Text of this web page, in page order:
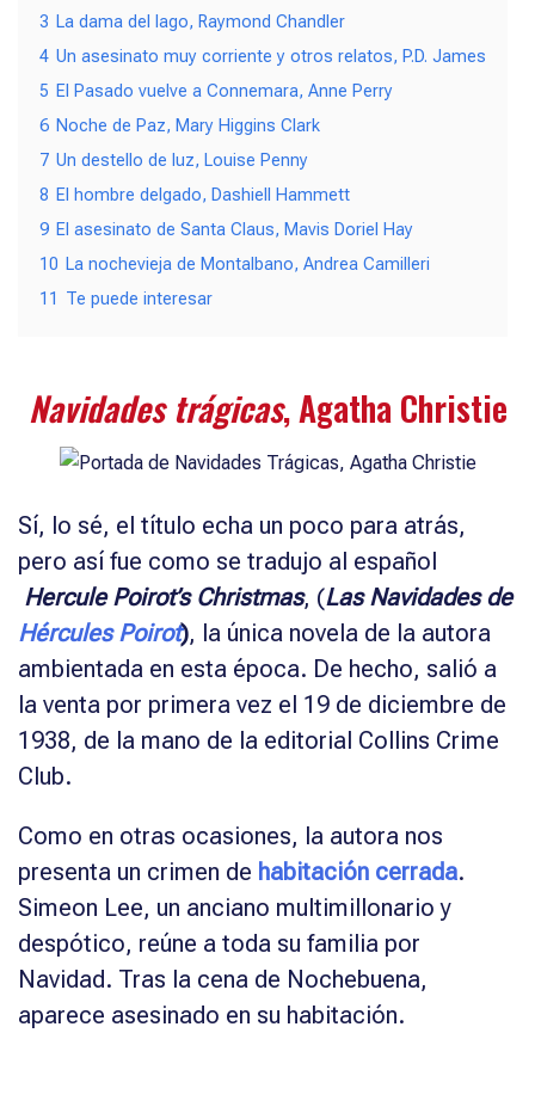
3 La dama del lago, Raymond Chandler
4 Un asesinato muy corriente y otros relatos, P.D. James
5 El Pasado vuelve a Connemara, Anne Perry
6 Noche de Paz, Mary Higgins Clark
7 Un destello de luz, Louise Penny
8 El hombre delgado, Dashiell Hammett
9 El asesinato de Santa Claus, Mavis Doriel Hay
10 La nochevieja de Montalbano, Andrea Camilleri
11 Te puede interesar
Navidades trágicas, Agatha Christie
Sí, lo sé, el título echa un poco para atrás,
pero así fue como se tradujo al español
Hercule Poirot’s Christmas, (Las Navidades de
Hércules Poirot), la única novela de la autora
ambientada en esta época. De hecho, salió a
la venta por primera vez el 19 de diciembre de
1938, de la mano de la editorial Collins Crime
Club.
Como en otras ocasiones, la autora nos
presenta un crimen de habitación cerrada.
Simeon Lee, un anciano multimillonario y
despótico, reúne a toda su familia por
Navidad. Tras la cena de Nochebuena,
aparece asesinado en su habitación.